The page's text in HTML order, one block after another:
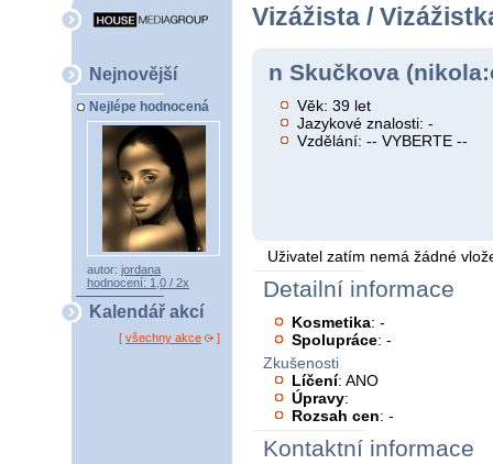
Nejnovější
Nejlépe hodnocená
autor: jordana
hodnocení: 1,0 / 2x
Kalendář akcí
[ všechny akce ]
Vizážista /
n Skučkova
Věk: 39 let
Jazykové znalosti: -
Vzdělání: -- VYBERTE --
Uživatel zatím nemá žádné
Detailní informace
Kosmetika: -
Spolupráce: -
Zkušenosti
Líčení: ANO
Úpravy:
Rozsah cen: -
Kontaktní informace